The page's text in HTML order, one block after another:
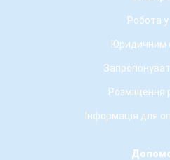
Робота
Юридичним
Розміщення
Інформація для